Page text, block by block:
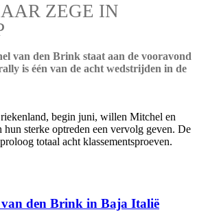
ZEGE IN
van den Brink staat aan de vooravond
is één van de acht wedstrijden in de
begin juni, willen Mitchel en
sterke optreden een vervolg geven. De
totaal acht klassementsproeven.
van den Brink in Baja Italië